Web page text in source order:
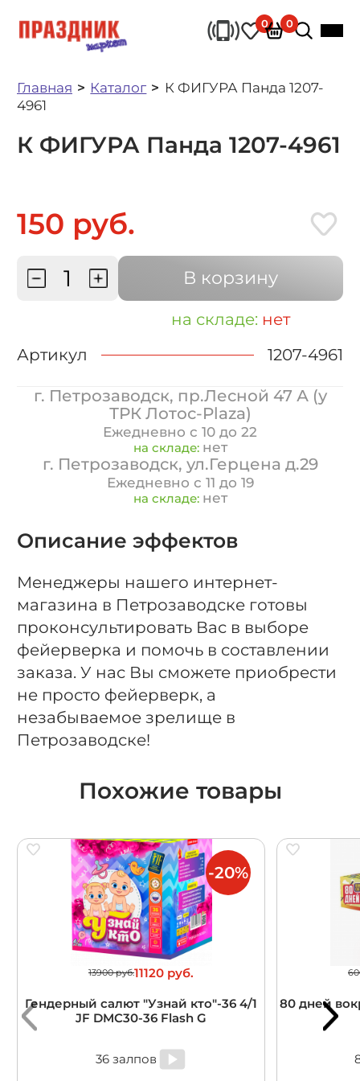
0 0
Главная Каталог
К ФИГУРА Панда 1207-
4961
К ФИГУРА Панда 1207-4961
150 руб.
В корзину
на складе: нет
Артикул
1207-4961
г. Петрозаводск, пр.Лесной 47 А (у
ТРК Лотос-Plaza)
Ежедневно с 10 до 22
на складе: нет
г. Петрозаводск, ул.Герцена д.29
Ежедневно с 11 до 19
на складе: нет
Описание эффектов
Менеджеры нашего интернет-
магазина в Петрозаводске готовы
проконсультировать Вас в выборе
фейерверка и помочь в составлении
заказа. У нас Вы сможете приобрести
не просто фейерверк, а
незабываемое зрелище в
Петрозаводске!
Похожие товары
13900 руб.11120 руб.
Гендерный салют "Узнай кто"-36 4/1
JF DMC30-36 Flash G
36 залпов
-20%
80 дней